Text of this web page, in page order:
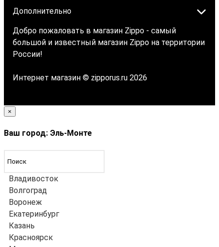
Дополнительно
Добро пожаловать в магазин Zippo - самый
большой и известный магазин Zippo на территории
России!
Интернет магазин © zipporus.ru 2026
×
Ваш город: Эль-Монте
Владивосток
Волгоград
Воронеж
Екатеринбург
Казань
Красноярск